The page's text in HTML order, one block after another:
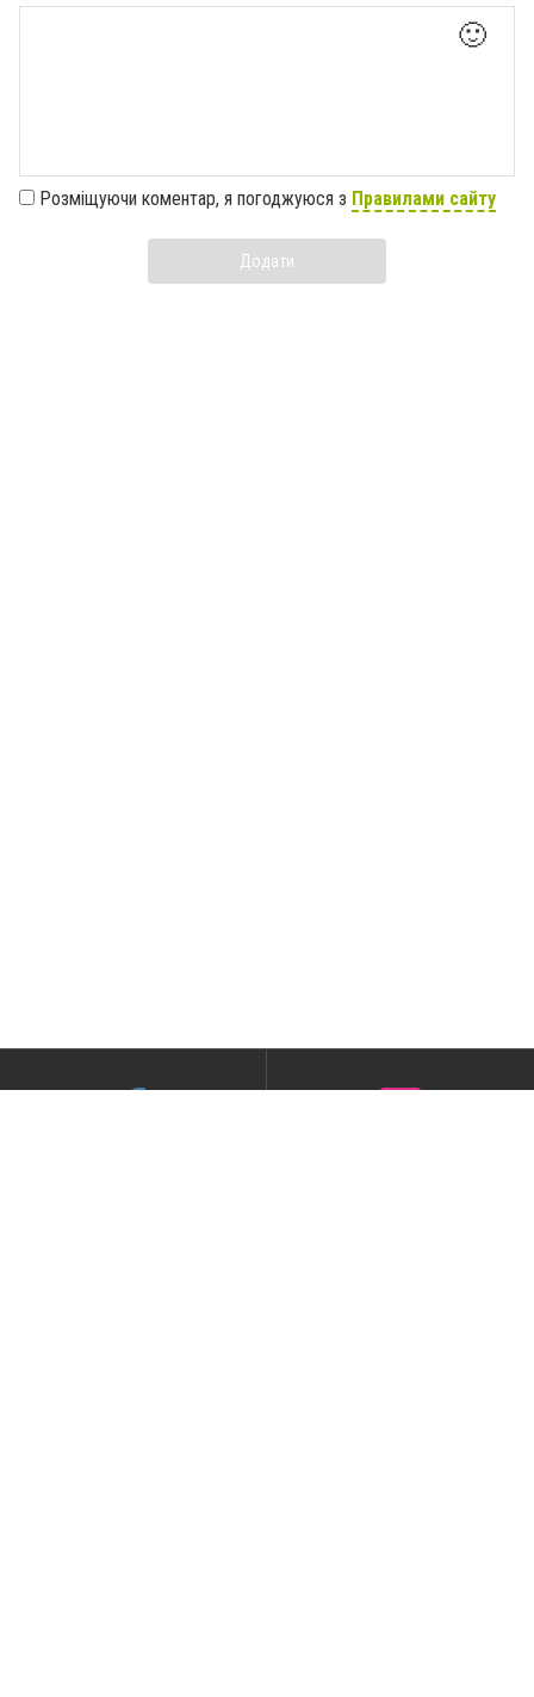
🙂
Розміщуючи коментар, я погоджуюся з Правилами сайту
Додати